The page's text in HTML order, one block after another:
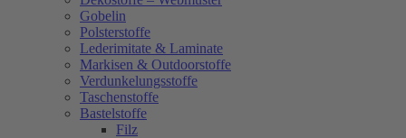
Gobelin
Polsterstoffe
Lederimitate & Laminate
Markisen & Outdoorstoffe
Verdunkelungsstoffe
Taschenstoffe
Bastelstoffe
Filz